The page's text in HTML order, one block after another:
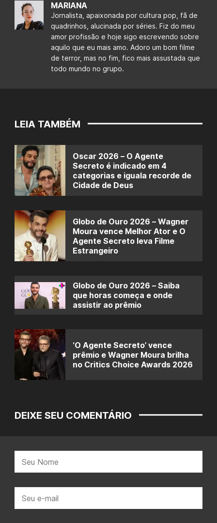
MARIANA
Jornalista, apaixonada por cultura pop, fã de
quadrinhos, alucinada por séries. Fiz do meu
amor profissão e hoje sigo escrevendo sobre
aquilo que eu mais amo. Adoro um bom filme
de terror, mas no fim, fico mais assustada que
todo mundo no grupo.
LEIA TAMBÉM
Oscar 2026 – O Agente
Secreto é indicado em 4
categorias e iguala recorde de
Cidade de Deus
Globo de Ouro 2026 – Wagner
Moura vence Melhor Ator e O
Agente Secreto leva Filme
Estrangeiro
Globo de Ouro 2026 – Saiba
que horas começa e onde
assistir ao prêmio
‘O Agente Secreto’ vence
prêmio e Wagner Moura brilha
no Critics Choice Awards 2026
DEIXE SEU COMENTÁRIO
mail: